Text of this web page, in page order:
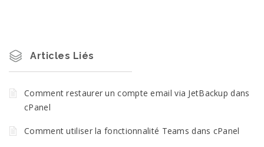
Articles Liés
Comment restaurer un compte email via JetBackup dans
cPanel
Comment utiliser la fonctionnalité Teams dans cPanel